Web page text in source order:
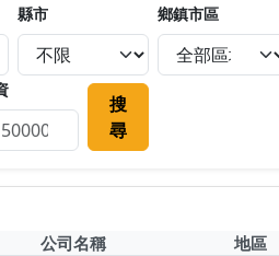
縣市 鄉鎮市區
搜
尋
公司名稱 地區